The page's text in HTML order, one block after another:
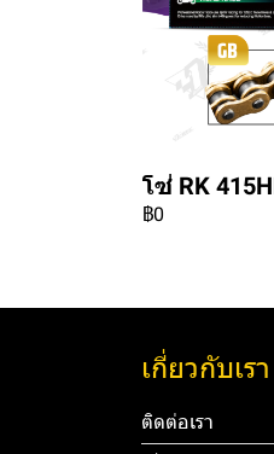
โซ่ RK
฿0
เกี่ยวกับเรา
ติดต่อเรา